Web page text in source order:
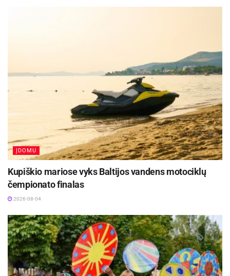
minėjimus (Joninės, Valstybės diena) ir kt.
Respublikinę iniciatyvą „Atverk duris vasarai“
organizavo Švietimo ir mokslo ministerija,
Lietuvos mokinių neformaliojo švietimo centras
bei Lietuvos vaikų ir jaunimo centras.
ĮDOMU
Kupiškio mariose vyks Baltijos vandens motociklų
čempionato finalas
2026-08-04